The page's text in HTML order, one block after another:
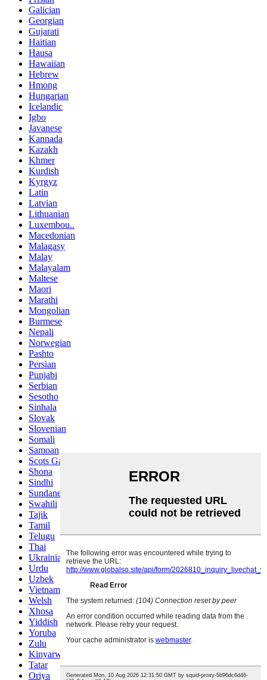
Galician
Georgian
Gujarati
Haitian
Hausa
Hawaiian
Hebrew
Hmong
Hungarian
Icelandic
Igbo
Javanese
Kannada
Kazakh
Khmer
Kurdish
Kyrgyz
Latin
Latvian
Lithuanian
Luxembou..
Macedonian
Malagasy
Malay
Malayalam
Maltese
Maori
Marathi
Mongolian
Burmese
Nepali
Norwegian
Pashto
Persian
Punjabi
Serbian
Sesotho
Sinhala
Slovak
Slovenian
Somali
Samoan
Scots Gaelic
Shona
Sindhi
Sundanese
Swahili
Tajik
Tamil
Telugu
Thai
Ukrainian
Urdu
Uzbek
Vietnamese
Welsh
Xhosa
Yiddish
Yoruba
Zulu
Kinyarwanda
Tatar
Oriya